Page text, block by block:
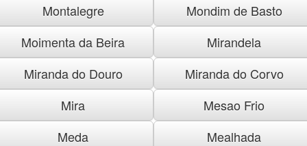
Montalegre
Mondim de Basto
Moimenta da Beira
Mirandela
Miranda do Douro
Miranda do Corvo
Mira
Mesao Frio
Meda
Mealhada